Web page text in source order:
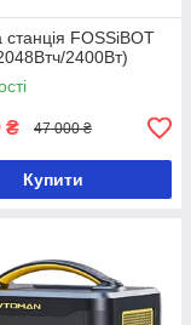
FOSSiBOT
2400Вт)
₴ 47 000 ₴
Купити